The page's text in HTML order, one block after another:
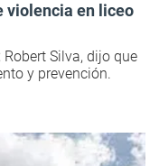
violencia en liceo
Robert Silva, dijo que
y prevención.